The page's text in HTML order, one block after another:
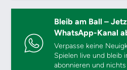
Bleib am Ball –
WhatsApp-Kanal
Verpasse keine
Spielen live und bleib
abonnieren und